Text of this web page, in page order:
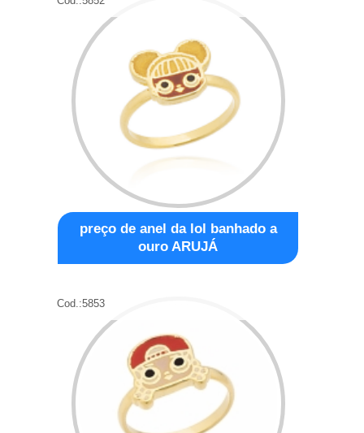
preço de anel da lol banhado a
ouro ARUJÁ
Cod.:5853